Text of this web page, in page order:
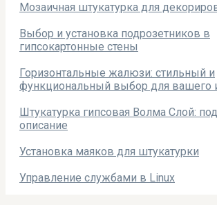
Мозаичная штукатурка для
Выбор и установка подрозетников в
гипсокартонные стены
Горизонтальные жалюзи: стильный и
функциональный выбор для вашего
Штукатурка гипсовая Волма Слой:
описание
Установка маяков для штукатурки
Управление службами в Linux